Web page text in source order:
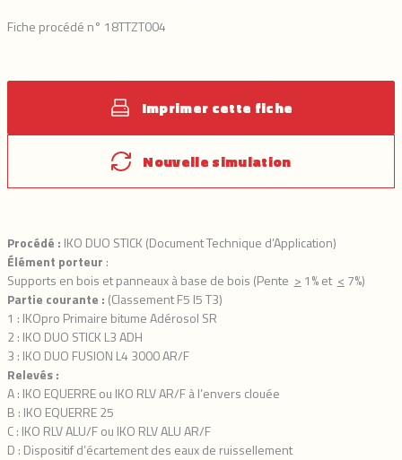
Fiche procédé n° 18TTZT004
Imprimer cette fiche
Nouvelle simulation
Procédé : IKO DUO STICK (Document Technique d’Application)
Élément porteur :
Supports en bois et panneaux à base de bois (Pente > 1% et < 7%)
Partie courante : (Classement F5 I5 T3)
1 : IKOpro Primaire bitume Adérosol SR
2 : IKO DUO STICK L3 ADH
3 : IKO DUO FUSION L4 3000 AR/F
Relevés :
A : IKO EQUERRE ou IKO RLV AR/F à l’envers clouée
B : IKO EQUERRE 25
C : IKO RLV ALU/F ou IKO RLV ALU AR/F
D : Dispositif d’écartement des eaux de ruissellement